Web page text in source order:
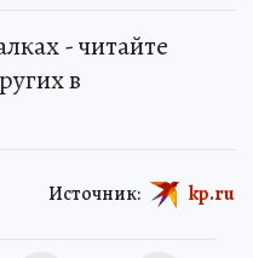
- читайте
в
Источник: kp.ru